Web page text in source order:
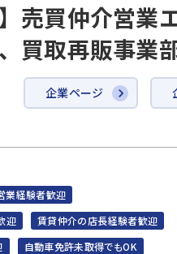
買仲介営業
買取再販事業
企業ページ
業経験者歓迎
迎
賃貸仲介の店長経験者歓迎
自動車免許未取得でもOK